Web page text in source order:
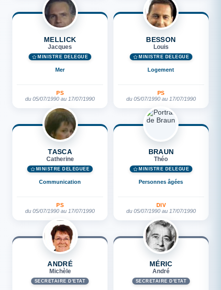
MELLICK
Jacques
MINISTRE DÉLÉGUÉ
Mer
PS
du 05/07/1990 au 17/07/1990
BESSON
Louis
MINISTRE DÉLÉGUÉ
Logement
PS
du 05/07/1990 au 17/07/1990
TASCA
Catherine
MINISTRE DÉLÉGUÉE
Communication
PS
du 05/07/1990 au 17/07/1990
BRAUN
Théo
MINISTRE DÉLÉGUÉ
Personnes âgées
DIV
du 05/07/1990 au 17/07/1990
ANDRÉ
Michèle
SECRÉTAIRE D'ETAT
MÉRIC
André
SECRÉTAIRE D'ETAT